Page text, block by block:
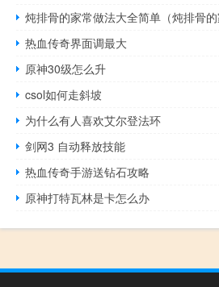
炖排骨的家常做法大全简单（炖排骨的
热血传奇界面调最大
原神30级怎么升
csol如何走斜坡
为什么有人喜欢艾尔登法环
剑网3 自动释放技能
热血传奇手游送钻石攻略
原神打特瓦林是卡怎么办